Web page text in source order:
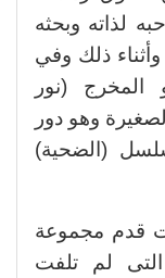
لذاته وبحثه
ذلك وفي
المخرج (نور
وهو دور
(الضحية)
قدم مجموعة
لم تلفت